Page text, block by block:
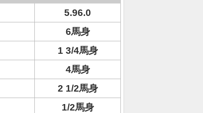
5.96.0
6馬身
1 3/4馬身
4馬身
2 1/2馬身
1/2馬身